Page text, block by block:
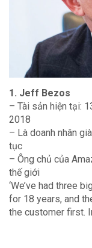
1. Jeff Bezos
– Tài sản hiện tại:
2018
– Là doanh nhân
tục
– Ông chủ của
thế giới
‘We’ve had three
for 18 years, and
the customer first.